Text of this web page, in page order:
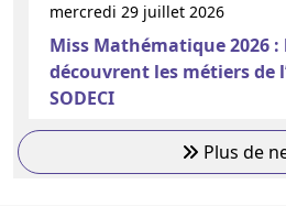
mercredi 29 juillet 2026
Miss Mathématique 2026
découvrent les métiers de
SODECI
Plus de